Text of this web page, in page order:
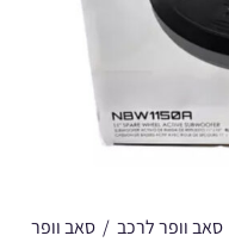
סאב וופר לרכב / סאב וופר